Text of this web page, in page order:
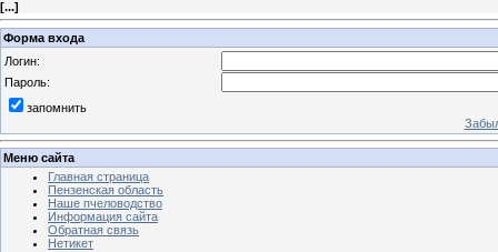
[...]
Форма входа
Логин:
Пароль:
запомнить
Меню сайта
Главная страница
Пензенская область
Наше пчеловодство
Информация сайта
Обратная связь
Нетикет